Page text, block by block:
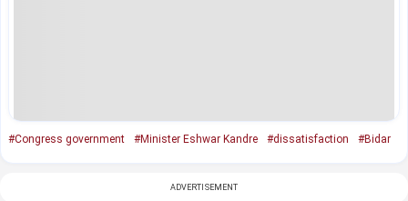
#Congress government #Minister Eshwar Kandre #dissatisfaction #Bidar
ADVERTISEMENT